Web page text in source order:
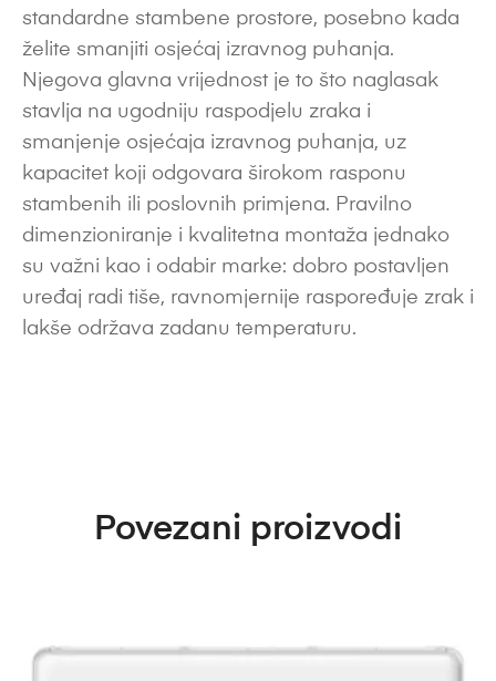
standardne stambene prostore, posebno kada
želite smanjiti osjećaj izravnog puhanja.
Njegova glavna vrijednost je to što naglasak
stavlja na ugodniju raspodjelu zraka i
smanjenje osjećaja izravnog puhanja, uz
kapacitet koji odgovara širokom rasponu
stambenih ili poslovnih primjena. Pravilno
dimenzioniranje i kvalitetna montaža jednako
su važni kao i odabir marke: dobro postavljen
uređaj radi tiše, ravnomjernije raspoređuje zrak i
lakše održava zadanu temperaturu.
Povezani proizvodi